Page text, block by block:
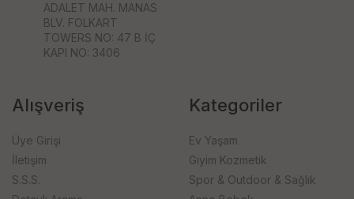
ADALET MAH. MANAS
BLV. FOLKART
TOWERS NO: 47 B İÇ
KAPI NO: 3406
Alışveriş
Üye Girişi
İletişim
S.S.S.
Kategoriler
Ev Yaşam
Giyim Kozmetik
Spor & Outdoor & Sağlık